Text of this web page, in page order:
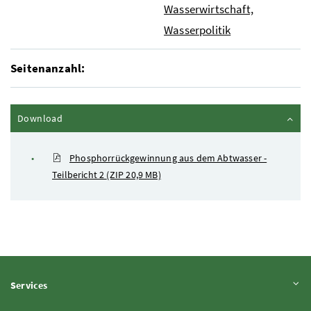
Wasserwirtschaft,
Wasserpolitik
Seitenanzahl:
Download
Phosphorrückgewinnung aus dem Abtwasser -
Teilbericht 2 (ZIP 20,9 MB)
ServicesInhalt aufklappen